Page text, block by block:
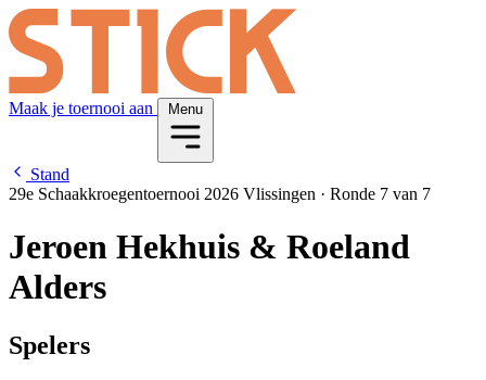
Maak je toernooi aan Menu
Stand
29e Schaakkroegentoernooi 2026 Vlissingen · Ronde 7 van 7
Jeroen Hekhuis & Roeland
Alders
Spelers